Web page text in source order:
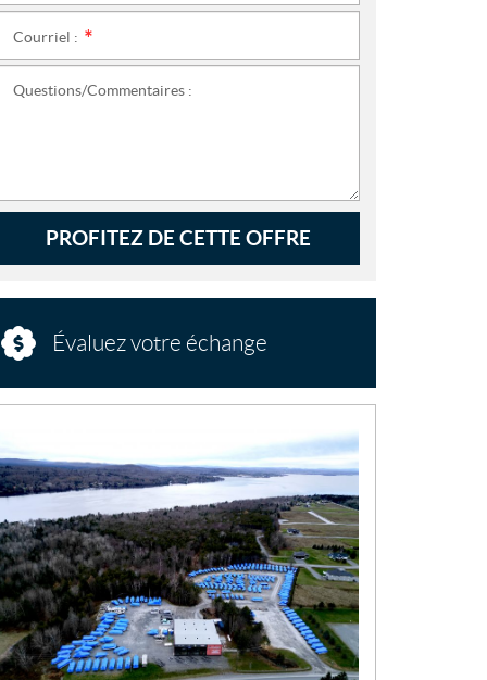
Courriel :
Questions/Commentaires :
PROFITEZ DE CETTE OFFRE
Évaluez votre échange